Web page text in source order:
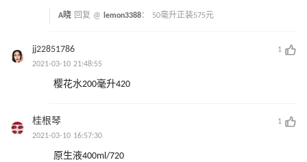
A晓 回复 @ lemon3388： 50毫升正装575元
jj22851786
1
2021-03-10 21:48:55
樱花水200毫升420
桂根琴
1
2021-03-10 16:57:30
原生液400ml/720